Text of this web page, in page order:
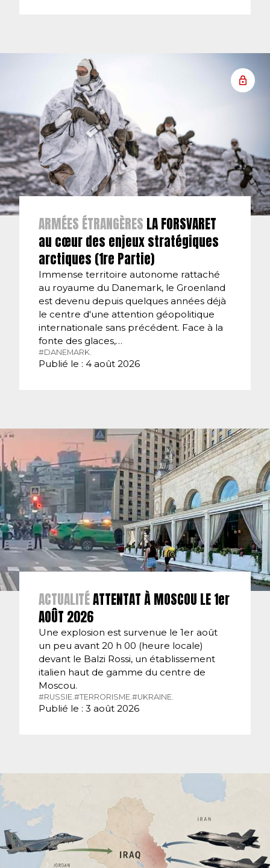
ARMÉES ÉTRANGÈRES LA FORSVARET
au cœur des enjeux stratégiques
arctiques (1re Partie)
Immense territoire autonome rattaché
au royaume du Danemark, le Groenland
est devenu depuis quelques années déjà
le centre d'une attention géopolitique
internationale sans précédent. Face à la
fonte des glaces,…
#DANEMARK.
Publié le : 4 août 2026
ACTUALITÉATTENTAT À MOSCOU LE 1er
AOÛT 2026
Une explosion est survenue le 1er août
un peu avant 20 h 00 (heure locale)
devant le Balzi Rossi, un établissement
italien haut de gamme du centre de
Moscou.
#RUSSIE. #TERRORISME. #UKRAINE.
Publié le : 3 août 2026